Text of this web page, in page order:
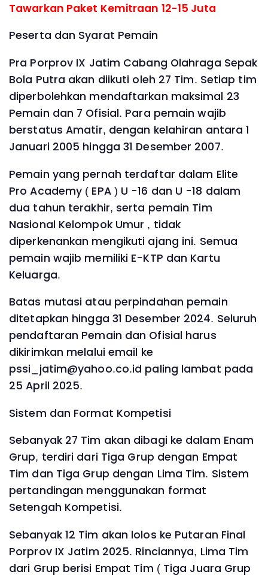
Tawarkan Paket Kemitraan 12-15 Juta
Peserta dan Syarat Pemain
Pra Porprov IX Jatim Cabang Olahraga Sepak
Bola Putra akan diikuti oleh 27 Tim. Setiap tim
diperbolehkan mendaftarkan maksimal 23
Pemain dan 7 Ofisial. Para pemain wajib
berstatus Amatir, dengan kelahiran antara 1
Januari 2005 hingga 31 Desember 2007.
Pemain yang pernah terdaftar dalam Elite
Pro Academy ( EPA ) U -16 dan U -18 dalam
dua tahun terakhir, serta pemain Tim
Nasional Kelompok Umur , tidak
diperkenankan mengikuti ajang ini. Semua
pemain wajib memiliki E-KTP dan Kartu
Keluarga.
Batas mutasi atau perpindahan pemain
ditetapkan hingga 31 Desember 2024. Seluruh
pendaftaran Pemain dan Ofisial harus
dikirimkan melalui email ke
pssi_jatim@yahoo.co.id paling lambat pada
25 April 2025.
Sistem dan Format Kompetisi
Sebanyak 27 Tim akan dibagi ke dalam Enam
Grup, terdiri dari Tiga Grup dengan Empat
Tim dan Tiga Grup dengan Lima Tim. Sistem
pertandingan menggunakan format
Setengah Kompetisi.
Sebanyak 12 Tim akan lolos ke Putaran Final
Porprov IX Jatim 2025. Rinciannya, Lima Tim
dari Grup berisi Empat Tim ( Tiga Juara Grup